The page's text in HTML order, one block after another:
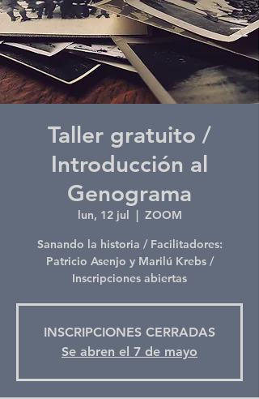
Taller gratuito /
Introducción al
Genograma
lun, 12 jul
  |
ZOOM
Sanando la historia / Facilitadores:
Patricio Asenjo y Marilú Krebs /
Inscripciones abiertas
INSCRIPCIONES CERRADAS
Se abren el 7 de mayo